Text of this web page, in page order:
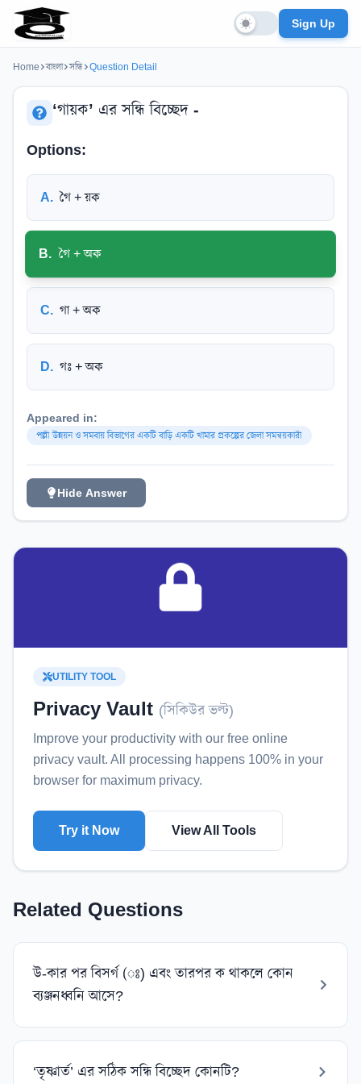
Sign Up
Home বাংলা সন্ধি Question Detail
‘গায়ক’ এর সন্ধি বিচ্ছেদ -
Options:
A. গৈ + য়ক
B. গৈ + অক
C. গা + অক
D. গঃ + অক
Appeared in:
পল্লী উন্নয়ন ও সমবায় বিভাগের একটি বাড়ি একটি খামার প্রকল্পের জেলা সমন্বয়কারী
Hide Answer
UTILITY TOOL
Privacy Vault (সিকিউর ভল্ট)
Improve your productivity with our free online
privacy vault. All processing happens 100% in your
browser for maximum privacy.
Try it Now View All Tools
Related Questions
উ-কার পর বিসর্গ (ঃ) এবং তারপর ক থাকলে কোন
ব্যঞ্জনধ্বনি আসে?
‘তৃষ্ণার্ত’ এর সঠিক সন্ধি বিচ্ছেদ কোনটি?